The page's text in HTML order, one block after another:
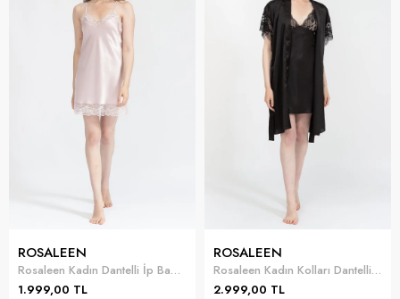
ROSALEEN
Rosaleen Kadın Dantelli İp Bağlamalı Kısa Gecelik
1.999,00 TL
ROSALEEN
Rosaleen Kadın Kolları Dantelli Kimono Kısa Gecelik Takımı
2.999,00 TL